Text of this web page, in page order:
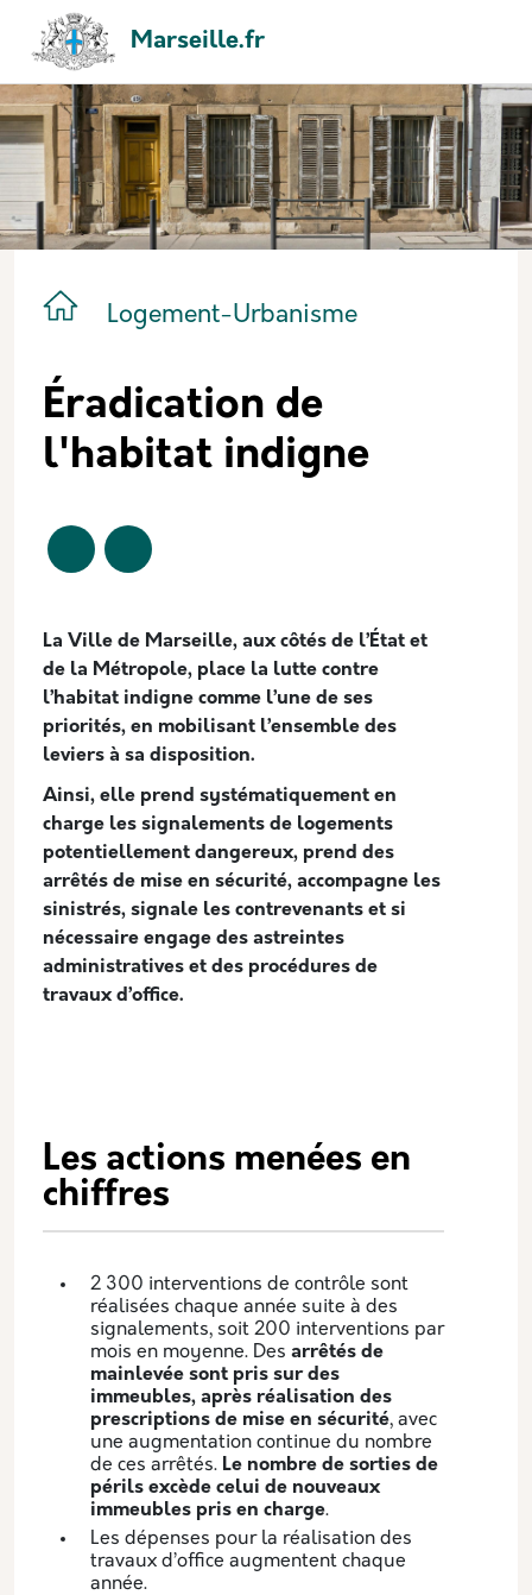
Marseille.fr
Navigation principale
Catégorie principale
IconeNom
Logement-Urbanisme
Éradication de
l'habitat indigne
Description
La Ville de Marseille, aux côtés de l’État et
de la Métropole, place la lutte contre
l’habitat indigne comme l’une de ses
priorités, en mobilisant l’ensemble des
leviers à sa disposition.
Ainsi, elle prend systématiquement en
charge les signalements de logements
potentiellement dangereux, prend des
arrêtés de mise en sécurité, accompagne les
sinistrés, signale les contrevenants et si
nécessaire engage des astreintes
administratives et des procédures de
travaux d’office.
Les actions menées en
chiffres
2 300 interventions de contrôle sont
réalisées chaque année suite à des
signalements, soit 200 interventions par
mois en moyenne. Des arrêtés de
mainlevée sont pris sur des
immeubles, après réalisation des
prescriptions de mise en sécurité, avec
une augmentation continue du nombre
de ces arrêtés. Le nombre de sorties de
périls excède celui de nouveaux
immeubles pris en charge.
Les dépenses pour la réalisation des
travaux d’office augmentent chaque
année.
Panneau de gestion des cookies